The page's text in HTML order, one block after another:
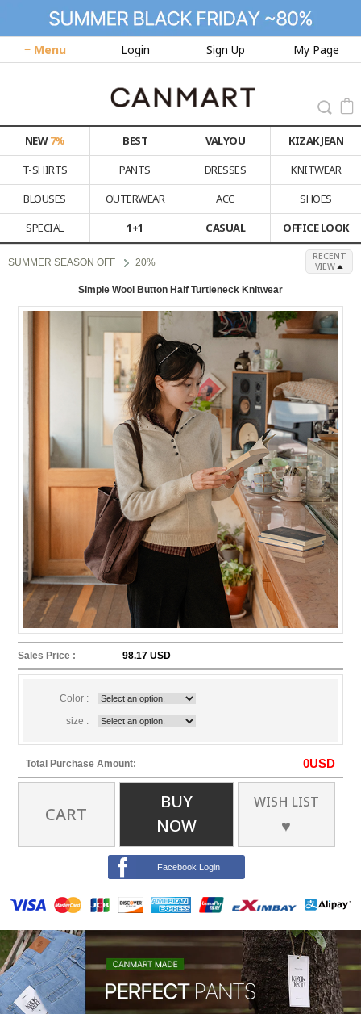
≡ Menu Login Sign Up My Page
NEW7% BEST VALYOU
KIZAK JEAN
T-SHIRTS
PANTS DRESSES
KNITWEAR
BLOUSES
OUTERWEAR ACC
SHOES
SPECIAL
1+1 CASUAL OFFICE LOOK
SUMMER SEASON OFF 20%
RECENT
VIEW
Simple Wool Button Half Turtleneck Knitwear
Sales Price : 98.17 USD
Color :
size :
Total Purchase Amount: 0USD
CART
BUY
NOW
WISH LIST
♥
Facebook Login